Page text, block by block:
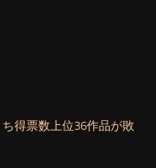
得票数上位36作品が敗